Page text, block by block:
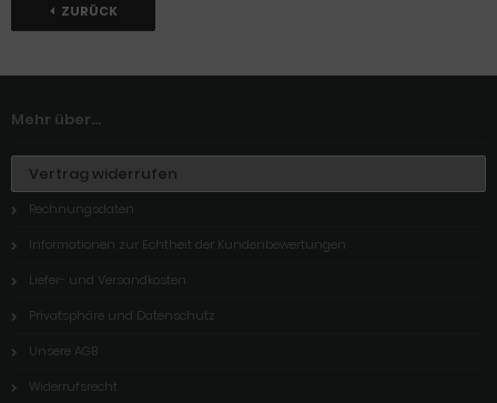
ZURÜCK
Mehr über...
Vertrag widerrufen
Rechnungsdaten
Informationen zur Echtheit der Kundenbewertungen
Liefer- und Versandkosten
Privatsphäre und Datenschutz
Unsere AGB
Widerrufsrecht